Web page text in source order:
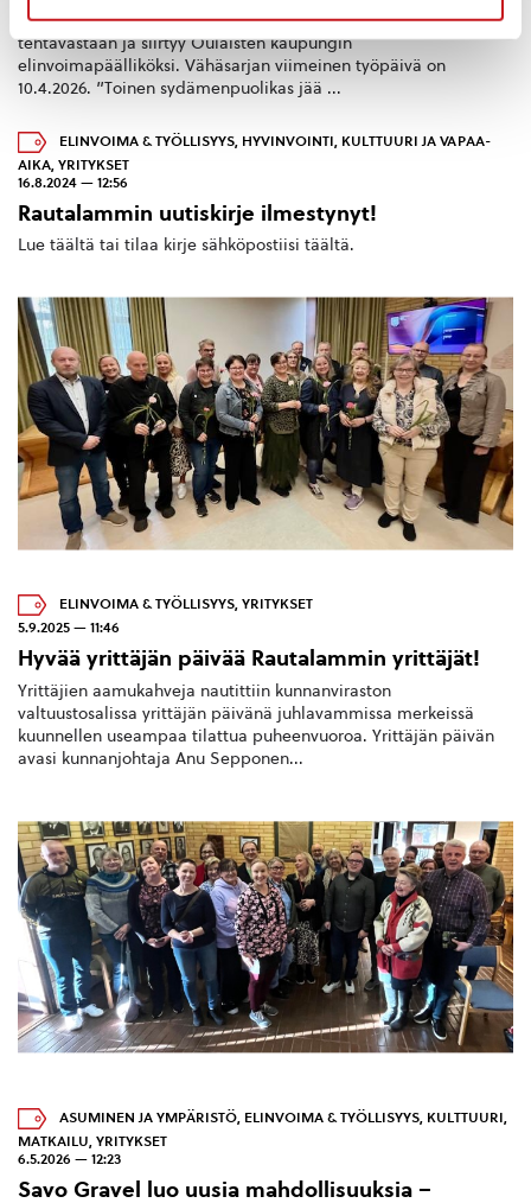
Elinkeinoasiantuntija Tuomo Vähäsarja on irtisanoutunut
tehtävästään ja siirtyy Oulaisten kaupungin
elinvoimapäälliköksi. Vähäsarjan viimeinen työpäivä on
10.4.2026. ”Toinen sydämenpuolikas jää ...
ELINVOIMA & TYÖLLISYYS, HYVINVOINTI, KULTTUURI JA VAPAA-
AIKA, YRITYKSET
16.8.2024 — 12:56
Rautalammin uutiskirje ilmestynyt!
Lue täältä tai tilaa kirje sähköpostiisi täältä.
ELINVOIMA & TYÖLLISYYS, YRITYKSET
5.9.2025 — 11:46
Hyvää yrittäjän päivää Rautalammin yrittäjät!
Yrittäjien aamukahveja nautittiin kunnanviraston
valtuustosalissa yrittäjän päivänä juhlavammissa merkeissä
kuunnellen useampaa tilattua puheenvuoroa. Yrittäjän päivän
avasi kunnanjohtaja Anu Sepponen...
ASUMINEN JA YMPÄRISTÖ, ELINVOIMA & TYÖLLISYYS, KULTTUURI,
MATKAILU, YRITYKSET
6.5.2026 — 12:23
Savo Gravel luo uusia mahdollisuuksia –